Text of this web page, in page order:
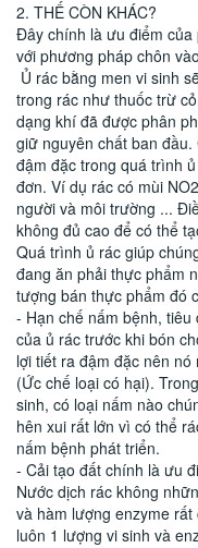
2. THẾ CÒN KHÁC?
Đây chính là ưu điểm của
với phương pháp chôn
Ủ rác bằng men vi sinh
trong rác như thuốc trừ
dạng khí đã được phân
giữ nguyên chất ban
đậm đặc trong quá trình
đơn. Ví dụ rác có mùi
người và môi trường ...
không đủ cao để có thể
Quá trình ủ rác giúp
đang ăn phải thực phẩm
tượng bán thực phẩm đó
- Hạn chế nấm bệnh,
của ủ rác trước khi bón
lợi tiết ra đậm đặc nên
(Ức chế loại có hại).
sinh, có loại nấm nào
hên xui rất lớn vì có thể
nấm bệnh phát triển.
- Cải tạo đất chính là ưu
Nước dịch rác không
và hàm lượng enzyme
luôn 1 lượng vi sinh và